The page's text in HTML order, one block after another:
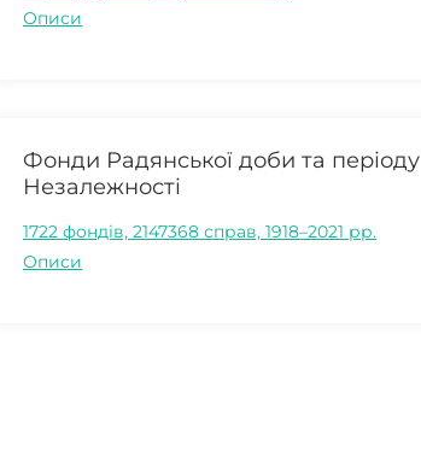
Описи
Фонди Радянської доби та періоду
Незалежності
1722 фондів, 2147368 справ, 1918–2021 рр.
Описи